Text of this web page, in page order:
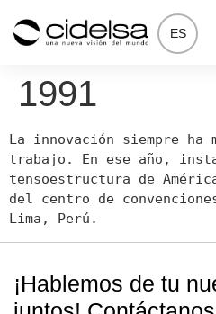
ES
1991
La innovación siempre ha
trabajo. En ese año,
tensoestructura de
del centro de
Lima, Perú.
¡Hablemos de tu